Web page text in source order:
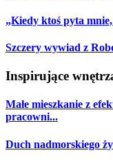
„Kiedy ktoś pyta
Szczery wywiad z
Inspirujące
Małe mieszkanie z
pracowni...
Duch nadmorskiego